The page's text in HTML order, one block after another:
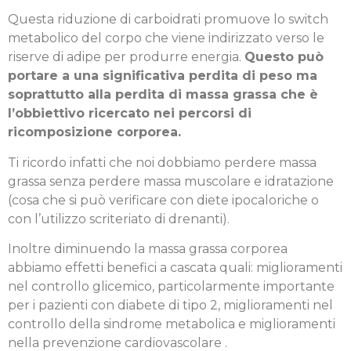
Questa riduzione di carboidrati promuove lo switch
metabolico del corpo che viene indirizzato verso le
riserve di adipe per produrre energia. Questo può
portare a una significativa perdita di peso ma
soprattutto alla perdita di massa grassa che è
l’obbiettivo ricercato nei percorsi di
ricomposizione corporea.
Ti ricordo infatti che noi dobbiamo perdere massa
grassa senza perdere massa muscolare e idratazione
(cosa che si può verificare con diete ipocaloriche o
con l’utilizzo scriteriato di drenanti).
Inoltre diminuendo la massa grassa corporea
abbiamo effetti benefici a cascata quali: miglioramenti
nel controllo glicemico, particolarmente importante
per i pazienti con diabete di tipo 2, miglioramenti nel
controllo della sindrome metabolica e miglioramenti
nella prevenzione cardiovascolare .